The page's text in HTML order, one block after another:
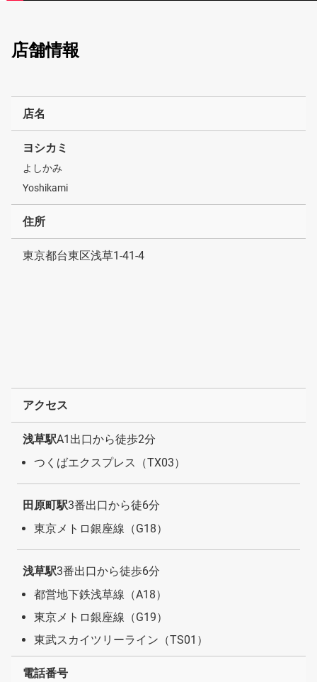
店舗情報
店名
ヨシカミ
よしかみ
Yoshikami
住所
東京都台東区浅草1-41-4
アクセス
浅草駅A1出口から徒歩2分
つくばエクスプレス（TX03）
田原町駅3番出口から徒6分
東京メトロ銀座線（G18）
浅草駅3番出口から徒歩6分
都営地下鉄浅草線（A18）
東京メトロ銀座線（G19）
東武スカイツリーライン（TS01）
電話番号